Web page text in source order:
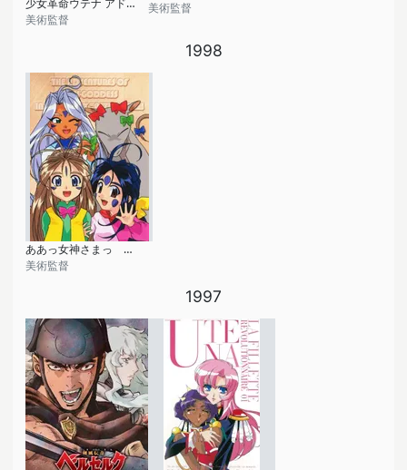
少女革命ウテナ アドゥレセンス黙示録
美術監督
美術監督
1998
ああっ女神さまっ 小っちゃいって事は便利だねっ
美術監督
1997